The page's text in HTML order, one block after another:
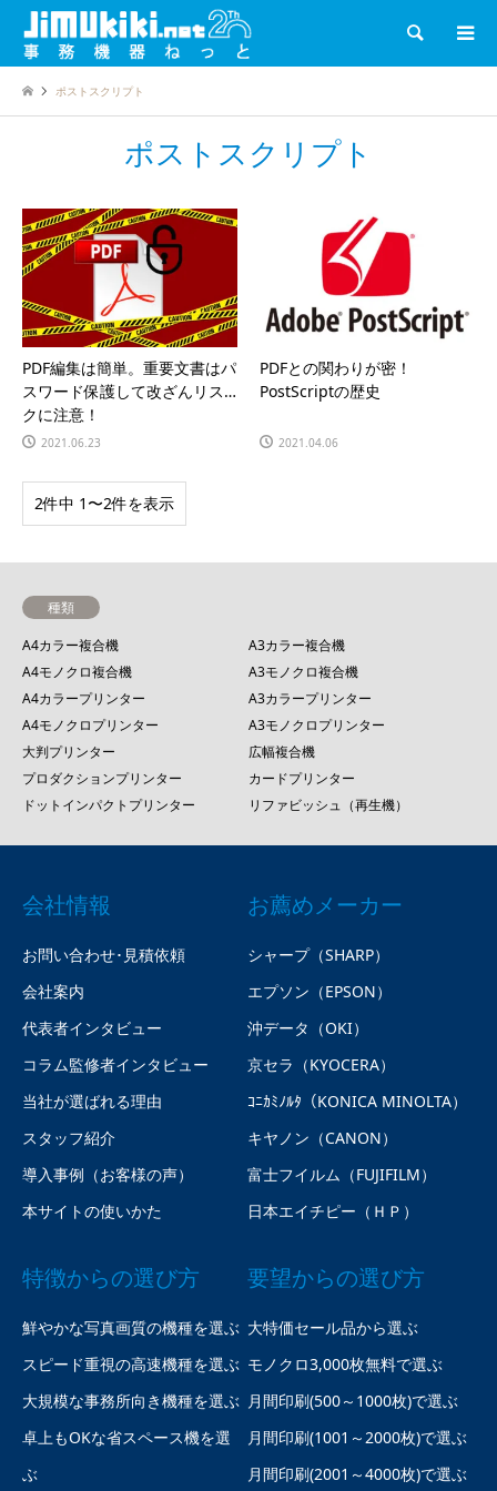
検索
ポストスクリプト
ポストスクリプト
PDF編集は簡単。重要文書はパ
スワード保護して改ざんリス
クに注意！
2021.06.23
PDFとの関わりが密！
PostScriptの歴史
2021.04.06
2件中 1〜2件を表示
種類
A4カラー複合機
A3カラー複合機
A4モノクロ複合機
A3モノクロ複合機
A4カラープリンター
A3カラープリンター
A4モノクロプリンター
A3モノクロプリンター
大判プリンター
広幅複合機
プロダクションプリンター
カードプリンター
ドットインパクトプリンター
リファビッシュ（再生機）
会社情報
お問い合わせ･見積依頼
会社案内
代表者インタビュー
コラム監修者インタビュー
当社が選ばれる理由
スタッフ紹介
導入事例（お客様の声）
本サイトの使いかた
お薦めメーカー
シャープ（SHARP）
エプソン（EPSON）
沖データ（OKI）
京セラ（KYOCERA）
ｺﾆｶﾐﾉﾙﾀ（KONICA MINOLTA）
キヤノン（CANON）
富士フイルム（FUJIFILM）
日本エイチピー（ＨＰ）
特徴からの選び方
鮮やかな写真画質の機種を選ぶ
スピード重視の高速機種を選ぶ
大規模な事務所向き機種を選ぶ
卓上もOKな省スペース機を選
ぶ
要望からの選び方
大特価セール品から選ぶ
モノクロ3,000枚無料で選ぶ
月間印刷(500～1000枚)で選ぶ
月間印刷(1001～2000枚)で選ぶ
月間印刷(2001～4000枚)で選ぶ